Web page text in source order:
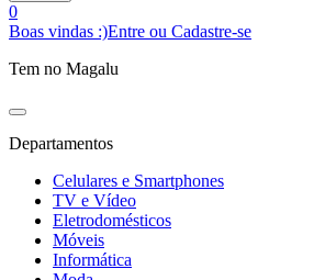
0
Boas vindas :)Entre ou Cadastre-se
Tem no Magalu
Departamentos
Celulares e Smartphones
TV e Vídeo
Eletrodomésticos
Móveis
Informática